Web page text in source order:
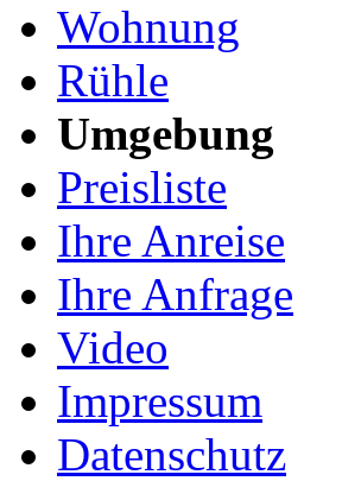
Wohnung
Rühle
Umgebung
Preisliste
Ihre Anreise
Ihre Anfrage
Video
Impressum
Datenschutz